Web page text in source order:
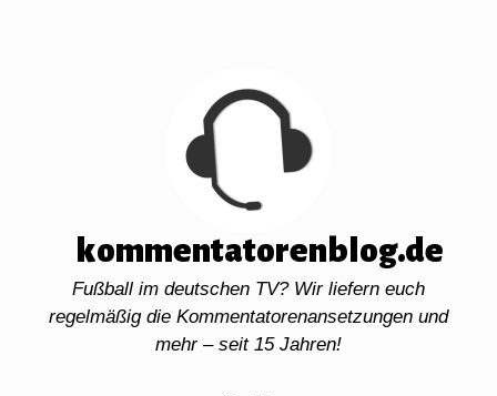
kommentatorenblog.de
Fußball im deutschen TV? Wir liefern euch
regelmäßig die Kommentatorenansetzungen und
mehr – seit 15 Jahren!